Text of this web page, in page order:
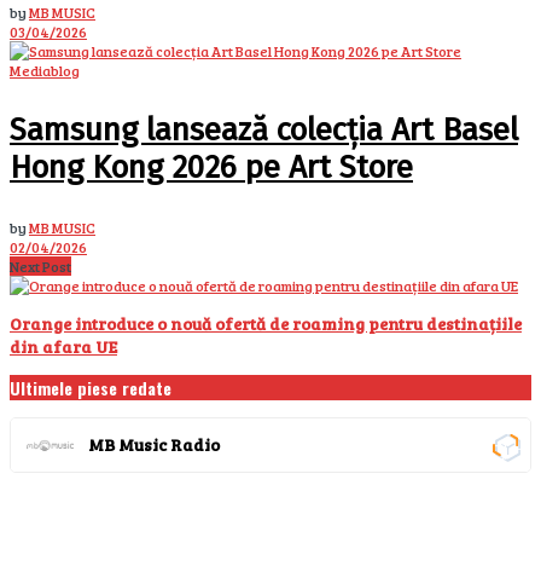
byMB MUSIC
03/04/2026
Mediablog
Samsung lansează colecția Art Basel
Hong Kong 2026 pe Art Store
byMB MUSIC
02/04/2026
Next Post
Orange introduce o nouă ofertă de roaming pentru destinațiile
din afara UE
Ultimele piese redate
MB Music Radio